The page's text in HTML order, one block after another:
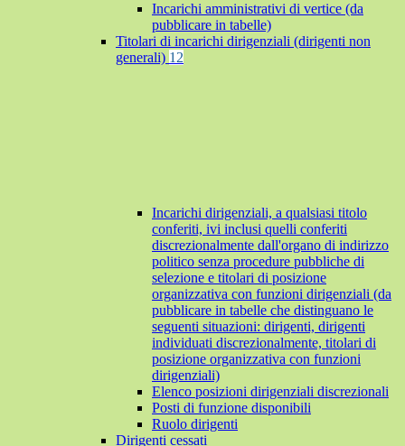
Incarichi amministrativi di vertice (da
pubblicare in tabelle)
Titolari di incarichi dirigenziali (dirigenti non
generali) 12
Incarichi dirigenziali, a qualsiasi titolo
conferiti, ivi inclusi quelli conferiti
discrezionalmente dall'organo di indirizzo
politico senza procedure pubbliche di
selezione e titolari di posizione
organizzativa con funzioni dirigenziali (da
pubblicare in tabelle che distinguano le
seguenti situazioni: dirigenti, dirigenti
individuati discrezionalmente, titolari di
posizione organizzativa con funzioni
dirigenziali)
Elenco posizioni dirigenziali discrezionali
Posti di funzione disponibili
Ruolo dirigenti
Dirigenti cessati